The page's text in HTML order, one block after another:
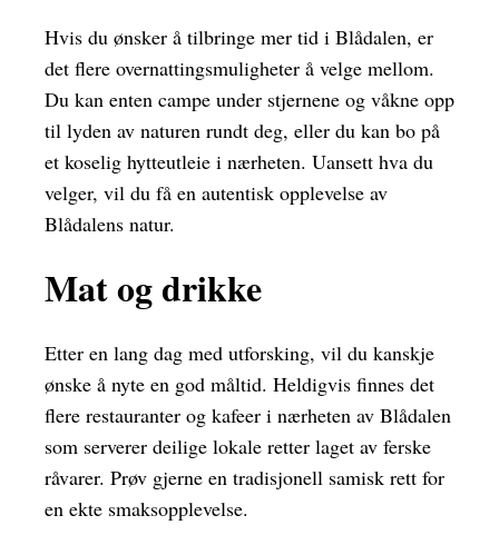
Hvis du ønsker å tilbringe mer tid i Blådalen, er
det flere overnattingsmuligheter å velge mellom.
Du kan enten campe under stjernene og våkne opp
til lyden av naturen rundt deg, eller du kan bo på
et koselig hytteutleie i nærheten. Uansett hva du
velger, vil du få en autentisk opplevelse av
Blådalens natur.
Mat og drikke
Etter en lang dag med utforsking, vil du kanskje
ønske å nyte en god måltid. Heldigvis finnes det
flere restauranter og kafeer i nærheten av Blådalen
som serverer deilige lokale retter laget av ferske
råvarer. Prøv gjerne en tradisjonell samisk rett for
en ekte smaksopplevelse.